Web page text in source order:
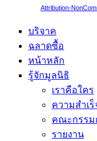
Attribution-
บริจาค
ฉลาดซื้อ
หน้าหลัก
รู้จักมูลนิธิ
เราคือใคร
ความสำเร็
คณะกรรม
รายงาน